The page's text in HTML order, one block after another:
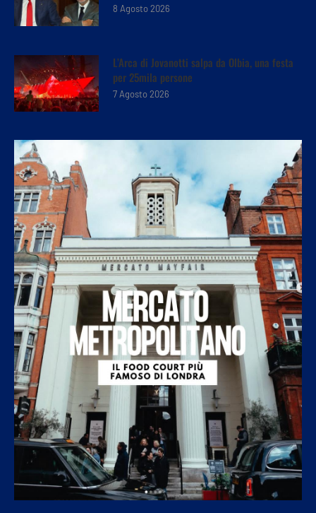
8 Agosto 2026
L’Arca di Jovanotti salpa da Olbia, una festa
per 25mila persone
7 Agosto 2026